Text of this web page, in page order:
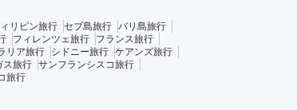
リピン旅行 セブ島旅行 バリ島旅行
フィレンツェ旅行
フランス旅行
リア旅行 シドニー旅行 ケアンズ旅行
ス旅行 サンフランシスコ旅行
旅行